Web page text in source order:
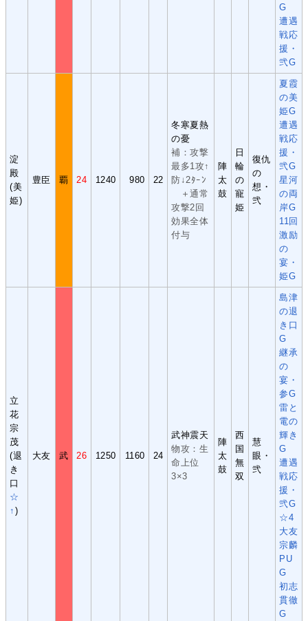
G
遭遇
戦応
援・
弐G
淀
殿
(美
姫)
豊臣 覇 24 1240 980 22
冬寒夏熱
の憂
補：攻撃
最多1攻↑
防↓2ﾀｰﾝ
＋通常
攻撃2回
効果全体
付与
陣
太
鼓
日
輪
の
寵
姫
復仇
の
想・
弐
夏霞
の美
姫G
遭遇
戦応
援・
弐G
星河
の両
岸G
11回
激励
の
宴・
姫G
立
花
宗
茂
(退
き
口
☆
↑ )
大友 武 26 1250 1160 24
武神震天
物攻：生
命上位
3×3
陣
太
鼓
西
国
無
双
慧
眼・
弐
島津
の退
き口
G
継承
の
宴・
参G
雷と
電の
輝き
G
遭遇
戦応
援・
弐G
☆4
大友
宗麟
PU
G
初志
貫徹
G